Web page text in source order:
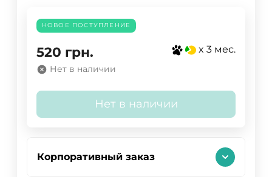
НОВОЕ ПОСТУПЛЕНИЕ
520 грн. x 3 мес.
Нет в наличии
Нет в наличии
Корпоративный заказ